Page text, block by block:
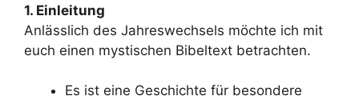
1. Einleitung
Anlässlich des Jahreswechsels möchte ich mit
euch einen mystischen Bibeltext betrachten.
Es ist eine Geschichte für besondere